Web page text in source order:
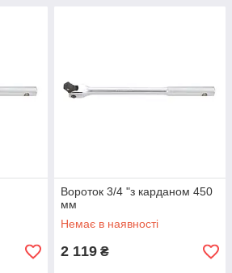
Вороток 3/4 "з карданом 450
мм
Немає в наявності
2 119 ₴